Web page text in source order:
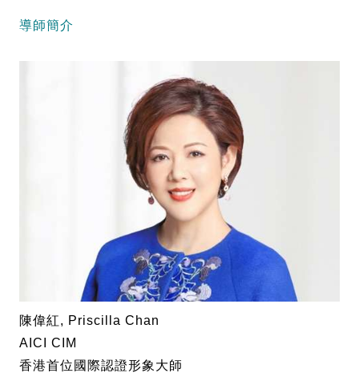
導師簡介
陳偉紅, Priscilla Chan
AICI CIM
香港首位國際認證形象大師